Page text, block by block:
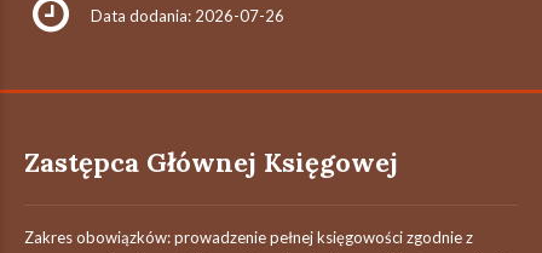
Data dodania: 2026-07-26
Zastępca Głównej Księgowej
Zakres obowiązków: prowadzenie pełnej księgowości zgodnie z